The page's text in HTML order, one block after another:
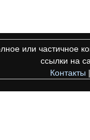
или частичное
ссылки на
Контакты |